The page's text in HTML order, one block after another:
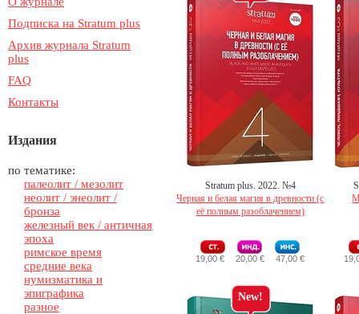
Подписка на Stratum plus
Архив журнала Stratum
plus
FAQ
Контакты
Издания
по тематике:
палеолит / мезолит
неолит / энеолит /
бронза
железный век / античная
эпоха
римское время
средние века
нумизматика и
эпиграфика
разное
Stratum plus. 2022. №4
Черная и белая магия в древности (с
её полным разоблачением)
19,00 € 20,00 € 47,00 €
New!